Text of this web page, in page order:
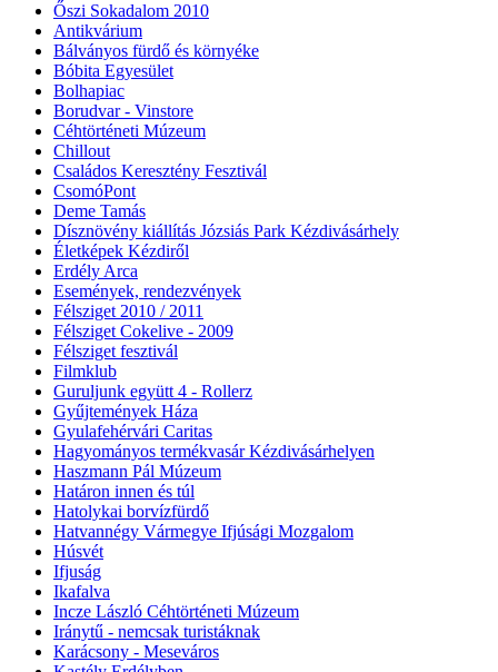
Őszi Sokadalom 2010
Antikvárium
Bálványos fürdő és környéke
Bóbita Egyesület
Bolhapiac
Borudvar - Vinstore
Céhtörténeti Múzeum
Chillout
Családos Keresztény Fesztivál
CsomóPont
Deme Tamás
Dísznövény kiállítás Józsiás Park Kézdivásárhely
Életképek Kézdiről
Erdély Arca
Események, rendezvények
Félsziget 2010 / 2011
Félsziget Cokelive - 2009
Félsziget fesztivál
Filmklub
Guruljunk együtt 4 - Rollerz
Gyűjtemények Háza
Gyulafehérvári Caritas
Hagyományos termékvasár Kézdivásárhelyen
Haszmann Pál Múzeum
Határon innen és túl
Hatolykai borvízfürdő
Hatvannégy Vármegye Ifjúsági Mozgalom
Húsvét
Ifjuság
Ikafalva
Incze László Céhtörténeti Múzeum
Iránytű - nemcsak turistáknak
Karácsony - Meseváros